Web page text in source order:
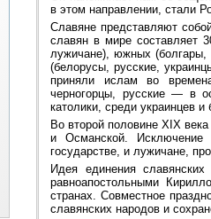
в этом направлении, стали
Славяне представляют
славян в мире составляет
лужичане), южных (болгары,
(белорусы, русские,
приняли ислам во
черногорцы, русские — в
католики, среди украинцев
Во второй половине XIX
и Османской. Исключение
государстве, и лужичане,
Идея единения
равноапостольными
странах. Совместное
славянских народов и